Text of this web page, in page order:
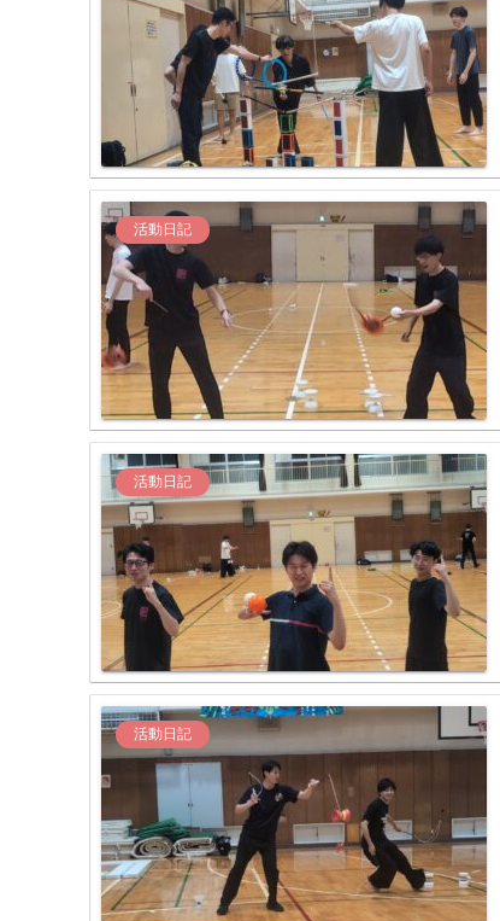
活動日記
活動日記
活動日記